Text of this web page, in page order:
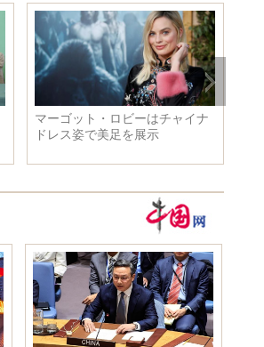
マーゴット・ロビーはチャイナ
ドレス姿で美足を展示